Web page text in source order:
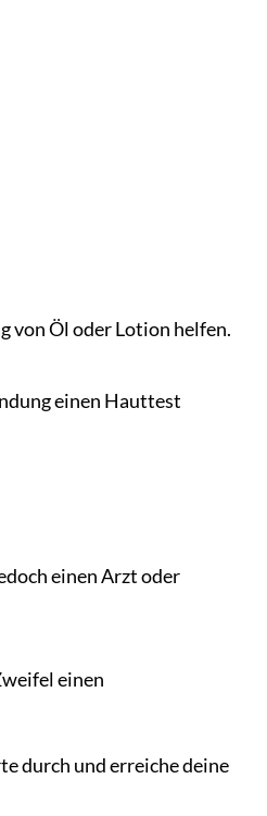
von Öl oder Lotion helfen.
einen Hauttest
einen Arzt oder
einen
durch und erreiche deine